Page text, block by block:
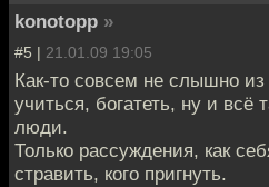
konotopp »
#5 | 21.01.09 19:05
Как-то совсем не слышно
учиться, богатеть, ну и всё
люди.
Только рассуждения, как
стравить, кого пригнуть.